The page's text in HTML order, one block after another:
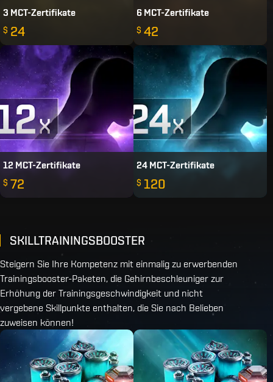
3 MCT-Zertifikate
$ 24
6 MCT-Zertifikate
$ 42
12 MCT-Zertifikate
$ 72
24 MCT-Zertifikate
$ 120
SKILLTRAININGSBOOSTER
Steigern Sie Ihre Kompetenz mit einmalig zu erwerbenden
Trainingsbooster-Paketen, die Gehirnbeschleuniger zur
Erhöhung der Trainingsgeschwindigkeit und nicht
vergebene Skillpunkte enthalten, die Sie nach Belieben
zuweisen können!